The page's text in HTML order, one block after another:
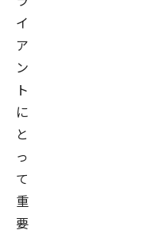
イ
ア
ン
ト
に
と
っ
て
重
要